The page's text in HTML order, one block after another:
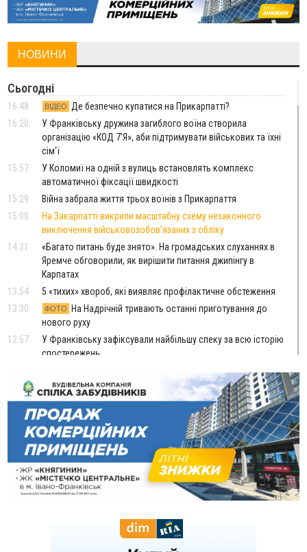
НОВИНИ
Сьогодні
16:48 ВІДЕО
Де безпечно купатися на Прикарпатті?
16:20
У Франківську дружина загиблого воїна створила
організацію «КОД 7'Я», аби підтримувати військових та їхні
сім'ї
15:57
У Коломиї на одній з вулиць встановлять комплекс
автоматичної фіксації швидкості
15:29
Війна забрала життя трьох воїнів з Прикарпаття
15:00
На Закарпатті викрили масштабну схему незаконного
виключення військовозобов’язаних з обліку
14:31
«Багато питань буде знято». На громадських слуханнях в
Яремче обговорили, як вирішити питання джипінгу в
Карпатах
13:54
5 «тихих» хвороб, які виявляє профілактичне обстеження
13:30
ФОТО
На Надрічній тривають останні приготування до
нового руху
12:57
У Франківську зафіксували найбільшу спеку за всю історію
спостережень
Лікування наркоманії Київ: чому важливо розпочати
терапію якомога раніше
12:00
Франківця, який у Косові викрав за магазину понад 640
тисяч гривень у валюті, засудили до 5 років
11:50
Податкова передасть в Міноборони для "Оберегу" дані про
чоловіків 18–60 років
11:20
Водійка, яку на Сухомлинського побив інший керманич,
відмовилася від обвинувачення — справу закрили
10:45
У Франківську, Коломиї, Долині та Яремче 6 серпня
Змушував надсилати інтимні фото: на Прикарпатті
затримали підозрюваного у розбещенні малолітньої